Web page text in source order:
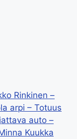
Rinkinen –
arpi – Totuus
auto –
Kuukka